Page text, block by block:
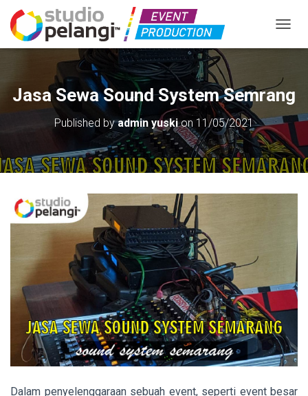
Jasa Sewa Sound System Semrang
Published byadmin yuskion 11/05/2021
Dalam penyelenggaraan sebuah event, seperti event besar